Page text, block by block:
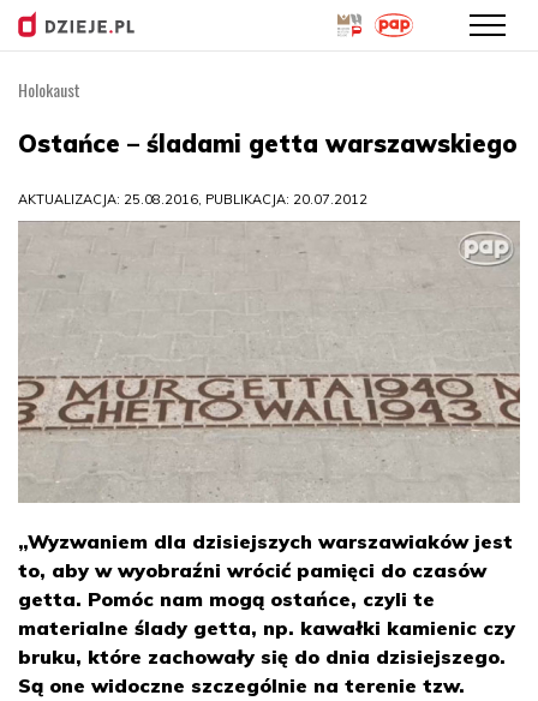
treści
Holokaust
Ostańce – śladami getta warszawskiego
AKTUALIZACJA: 25.08.2016, PUBLIKACJA: 20.07.2012
„Wyzwaniem dla dzisiejszych warszawiaków jest
to, aby w wyobraźni wrócić pamięci do czasów
getta. Pomóc nam mogą ostańce, czyli te
materialne ślady getta, np. kawałki kamienic czy
bruku, które zachowały się do dnia dzisiejszego.
Są one widoczne szczególnie na terenie tzw.